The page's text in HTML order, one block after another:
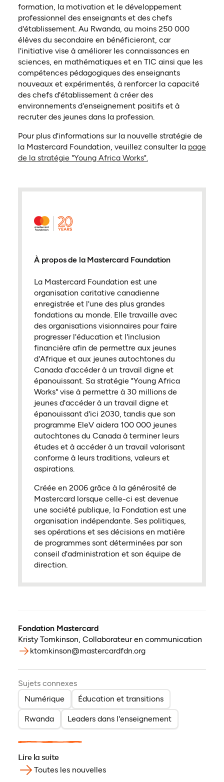
formation, la motivation et le développement
professionnel des enseignants et des chefs
d'établissement. Au Rwanda, au moins 250 000
élèves du secondaire en bénéficieront, car
l'initiative vise à améliorer les connaissances en
sciences, en mathématiques et en TIC ainsi que les
compétences pédagogiques des enseignants
nouveaux et expérimentés, à renforcer la capacité
des chefs d'établissement à créer des
environnements d'enseignement positifs et à
recruter des jeunes dans la profession.
Pour plus d'informations sur la nouvelle stratégie de
la Mastercard Foundation, veuillez consulter la page
de la stratégie "Young Africa Works".
À propos de la Mastercard Foundation
La Mastercard Foundation est une
organisation caritative canadienne
enregistrée et l'une des plus grandes
fondations au monde. Elle travaille avec
des organisations visionnaires pour faire
progresser l'éducation et l'inclusion
financière afin de permettre aux jeunes
d'Afrique et aux jeunes autochtones du
Canada d'accéder à un travail digne et
épanouissant. Sa stratégie "Young Africa
Works" vise à permettre à 30 millions de
jeunes d'accéder à un travail digne et
épanouissant d'ici 2030, tandis que son
programme EleV aidera 100 000 jeunes
autochtones du Canada à terminer leurs
études et à accéder à un travail valorisant
conforme à leurs traditions, valeurs et
aspirations.
Créée en 2006 grâce à la générosité de
Mastercard lorsque celle-ci est devenue
une société publique, la Fondation est une
organisation indépendante. Ses politiques,
ses opérations et ses décisions en matière
de programmes sont déterminées par son
conseil d'administration et son équipe de
direction.
Fondation Mastercard
Kristy Tomkinson, Collaborateur en communication
ktomkinson@mastercardfdn.org
Sujets connexes
Numérique
Éducation et transitions
Rwanda Leaders dans l'enseignement
Lire la suite
Toutes les nouvelles